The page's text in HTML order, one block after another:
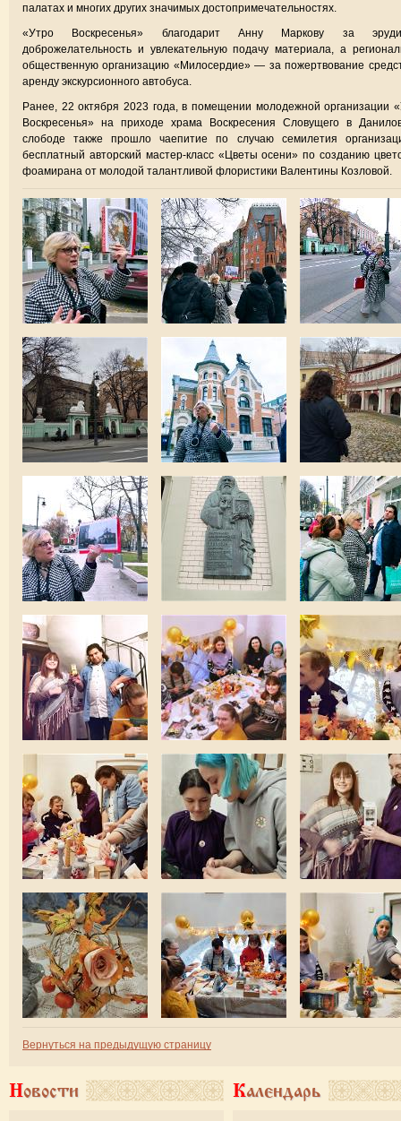
палатах и многих других значимых достопримечательностях.
«Утро Воскресенья» благодарит Анну Маркову за
доброжелательность и увлекательную подачу материала, а
общественную организацию «Милосердие» — за пожертвование
аренду экскурсионного автобуса.
Ранее, 22 октября 2023 года, в помещении молодежной организации
Воскресенья» на приходе храма Воскресения Словущего в
слободе также прошло чаепитие по случаю семилетия
бесплатный авторский мастер-класс «Цветы осени» по созданию
фоамирана от молодой талантливой флористики Валентины Козловой.
Вернуться на предыдущую страницу
Новости Календарь